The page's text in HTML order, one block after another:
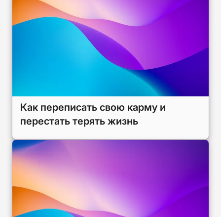
Как переписать свою карму и
перестать терять жизнь